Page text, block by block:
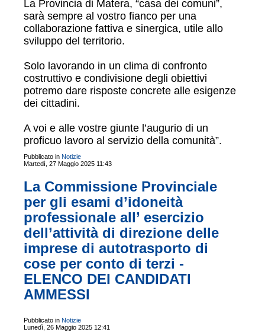
La Provincia di Matera, “casa dei comuni”,
sarà sempre al vostro fianco per una
collaborazione fattiva e sinergica, utile allo
sviluppo del territorio.
Solo lavorando in un clima di confronto
costruttivo e condivisione degli obiettivi
potremo dare risposte concrete alle esigenze
dei cittadini.
A voi e alle vostre giunte l’augurio di un
proficuo lavoro al servizio della comunità”.
Pubblicato in Notizie
Martedì, 27 Maggio 2025 11:43
La Commissione Provinciale
per gli esami d’idoneità
professionale all’ esercizio
dell’attività di direzione delle
imprese di autotrasporto di
cose per conto di terzi -
ELENCO DEI CANDIDATI
AMMESSI
Pubblicato in Notizie
Lunedì, 26 Maggio 2025 12:41